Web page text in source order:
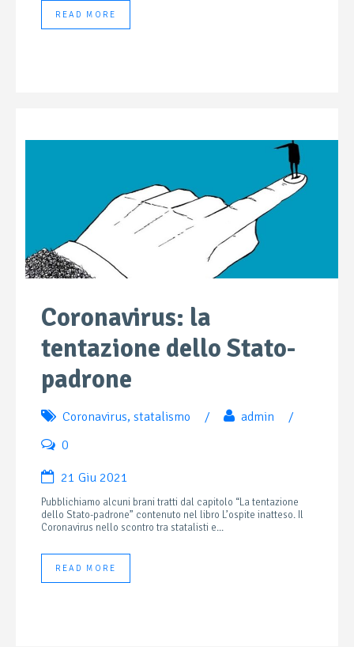
READ MORE
Coronavirus: la
tentazione dello Stato-
padrone
Coronavirus, statalismo / admin
/
0
21 Giu 2021
Pubblichiamo alcuni brani tratti dal capitolo “La tentazione
dello Stato-padrone” contenuto nel libro L’ospite inatteso. Il
Coronavirus nello scontro tra statalisti e...
READ MORE